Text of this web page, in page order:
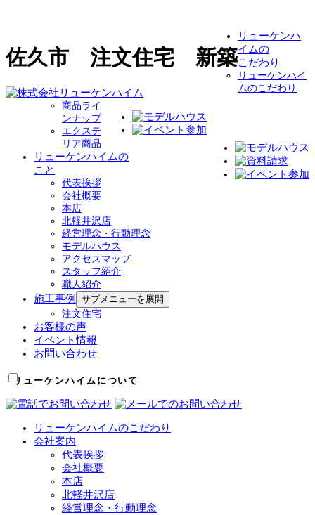
佐久市 注文住宅 新築
リューケンハ
イムの
こだわり
リューケンハイ
ムのこだわり
商品ライ
ンナップ
エクステ
リア商品
リューケンハイムの
こと
代表挨拶
会社概要
本店
北軽井沢店
経営理念・行動理念
モデルハウス
アクセスマップ
スタッフ紹介
職人紹介
施工事例
サブメニューを展開
注文住宅
お客様の声
イベント情報
お問い合わせ
リューケンハイムについて
リューケンハイムのこだわり
会社案内
代表挨拶
会社概要
本店
北軽井沢店
経営理念・行動理念